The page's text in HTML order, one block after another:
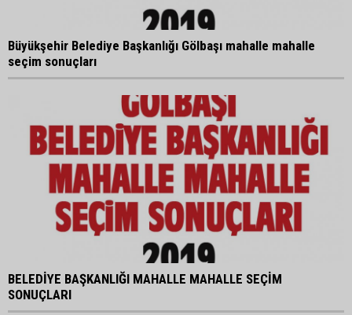
Büyükşehir Belediye Başkanlığı Gölbaşı mahalle mahalle
seçim sonuçları
BELEDİYE BAŞKANLIĞI MAHALLE MAHALLE SEÇİM
SONUÇLARI